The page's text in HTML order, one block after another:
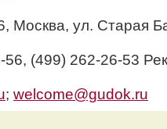
Москва, ул. Старая
(499) 262-26-53
; welcome@gudok.ru